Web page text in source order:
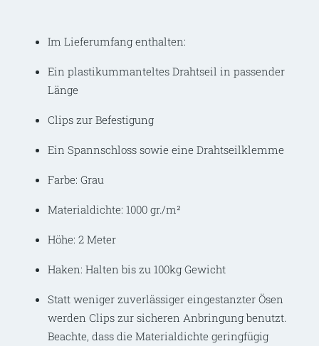
Im Lieferumfang enthalten:
Ein plastikummanteltes Drahtseil in passender
Länge
Clips zur Befestigung
Ein Spannschloss sowie eine Drahtseilklemme
Farbe: Grau
Materialdichte: 1000 gr./m²
Höhe: 2 Meter
Haken: Halten bis zu 100kg Gewicht
Statt weniger zuverlässiger eingestanzter Ösen
werden Clips zur sicheren Anbringung benutzt.
Beachte, dass die Materialdichte geringfügig